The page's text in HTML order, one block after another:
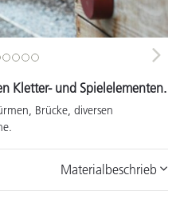
Next
Kletter- und Spielelementen.
Brücke, diversen
Materialbeschrieb